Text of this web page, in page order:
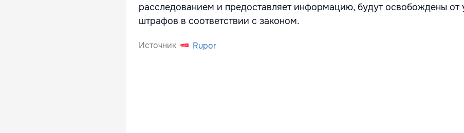
расследованием и предоставляет информацию, будут освобождены от
штрафов в соответствии с законом.
Источник Rupor